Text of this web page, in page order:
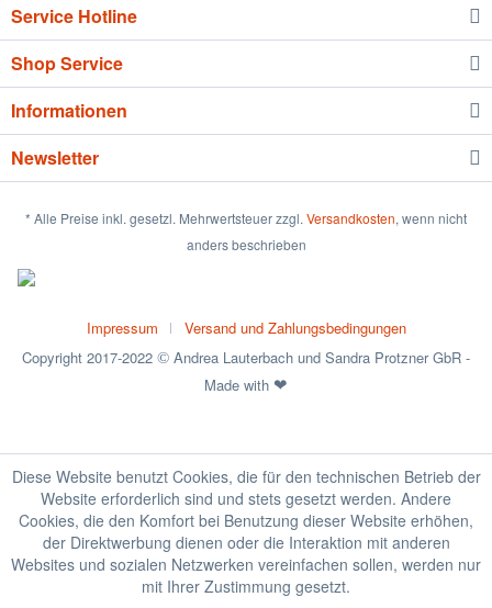
Service Hotline
Shop Service
Informationen
Newsletter
* Alle Preise inkl. gesetzl. Mehrwertsteuer zzgl. Versandkosten, wenn nicht
anders beschrieben
Impressum
Versand und Zahlungsbedingungen
Copyright 2017-2022 © Andrea Lauterbach und Sandra Protzner GbR -
Made with ❤
Diese Website benutzt Cookies, die für den technischen Betrieb der
Website erforderlich sind und stets gesetzt werden. Andere
Cookies, die den Komfort bei Benutzung dieser Website erhöhen,
der Direktwerbung dienen oder die Interaktion mit anderen
Websites und sozialen Netzwerken vereinfachen sollen, werden nur
mit Ihrer Zustimmung gesetzt.